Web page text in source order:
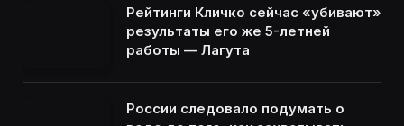
Рейтинги Кличко сейчас «убивают»
результаты его же 5-летней
работы — Лагута
России следовало подумать о